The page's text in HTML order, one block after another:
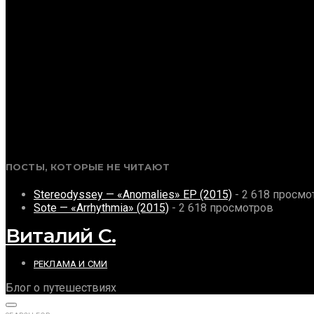
ПОСТЫ, КОТОРЫЕ НЕ ЧИТАЮТ
Stereodyssey — «Anomalies» EP (2015) - 2 618
Sote — «Arrhythmia» (2015) - 2 618 просмотров
Виталий С.
РЕКЛАМА И СМИ
Блог о путешествиях